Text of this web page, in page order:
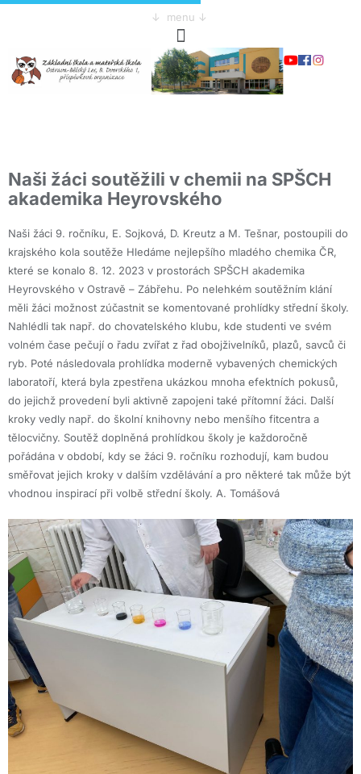
↓ menu ↓
Naši žáci soutěžili v chemii na SPŠCH
akademika Heyrovského
Naši žáci 9. ročníku, E. Sojková, D. Kreutz a M. Tešnar, postoupili do
krajského kola soutěže Hledáme nejlepšího mladého chemika ČR,
které se konalo 8. 12. 2023 v prostorách SPŠCH akademika
Heyrovského v Ostravě – Zábřehu. Po nelehkém soutěžním klání
měli žáci možnost zúčastnit se komentované prohlídky střední školy.
Nahlédli tak např. do chovatelského klubu, kde studenti ve svém
volném čase pečují o řadu zvířat z řad obojživelníků, plazů, savců či
ryb. Poté následovala prohlídka moderně vybavených chemických
laboratoří, která byla zpestřena ukázkou mnoha efektních pokusů,
do jejichž provedení byli aktivně zapojeni také přítomní žáci. Další
kroky vedly např. do školní knihovny nebo menšího fitcentra a
tělocvičny. Soutěž doplněná prohlídkou školy je každoročně
pořádána v období, kdy se žáci 9. ročníku rozhodují, kam budou
směřovat jejich kroky v dalším vzdělávání a pro některé tak může být
vhodnou inspirací při volbě střední školy. A. Tomášová